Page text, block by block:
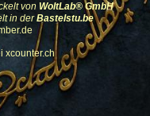
von WoltLab® GmbH
in derBastelstu.be